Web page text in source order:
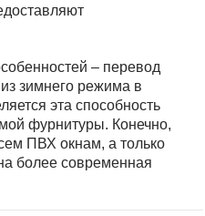
– перевод
зимнего режима в
эта способность
фурнитуры. Конечно,
ПВХ окнам, а только
более современная